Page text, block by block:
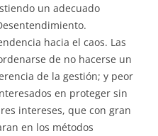
un adecuado
hacia el caos. Las
de no hacerse un
de la gestión; y peor
en proteger sin
intereses, que con gran
en los métodos